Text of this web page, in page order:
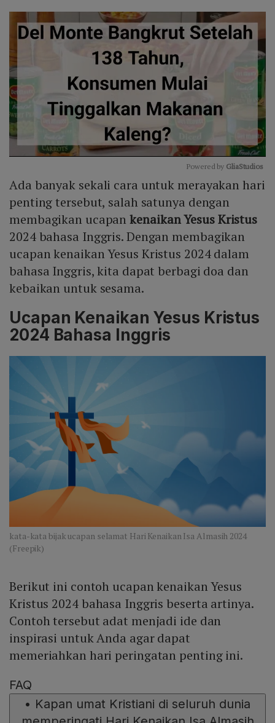
Mute
Powered by GliaStudios
Ada banyak sekali cara untuk merayakan hari
penting tersebut, salah satunya dengan
membagikan ucapankenaikan Yesus Kristus
2024 bahasa Inggris. Dengan membagikan
ucapan kenaikan Yesus Kristus 2024 dalam
bahasa Inggris, kita dapat berbagi doa dan
kebaikan untuk sesama.
Ucapan Kenaikan Yesus Kristus
2024 Bahasa Inggris
kata-kata bijak ucapan selamat Hari Kenaikan Isa Almasih 2024
(Freepik)
Berikut ini contoh ucapan kenaikan Yesus
Kristus 2024 bahasa Inggris beserta artinya.
Contoh tersebut adat menjadi ide dan
inspirasi untuk Anda agar dapat
memeriahkan hari peringatan penting ini.
FAQ
• Kapan umat Kristiani di seluruh dunia